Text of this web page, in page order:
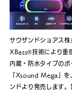
サウザンドショアス
XBass®技術により重
内蔵・防水タイプの
「Xsound Mega」
ンドより発売します